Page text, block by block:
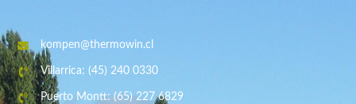
kompen@thermowin.cl
Villarrica: (45) 240 0330
Puerto Montt: (65) 227 6829